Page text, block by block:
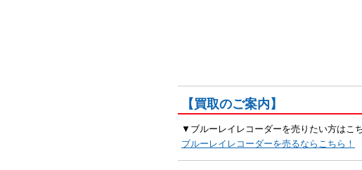
【買取のご案内】
▼ブルーレイレコーダーを売りたい方はこ
ブルーレイレコーダーを売るならこちら！